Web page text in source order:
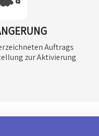
Auftrags
zur Aktivierung